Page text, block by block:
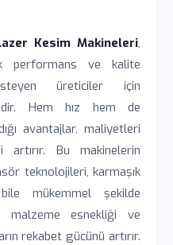
Kesim Makineleri,
performans ve kalite
üreticiler için
Hem hız hem de
avantajlar, maliyetleri
artırır. Bu makinelerin
teknolojileri, karmaşık
mükemmel şekilde
malzeme esnekliği ve
rekabet gücünü artırır.